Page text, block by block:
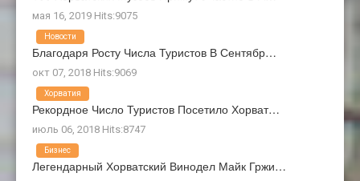
мая 16, 2019 Hits:9075
Благодаря Росту Числа Туристов В Сентябр…
окт 07, 2018 Hits:9069
Новости
Рекордное Число Туристов Посетило Хорват…
июль 06, 2018 Hits:8747
Хорватия
Легендарный Хорватский Винодел Майк Гржи…
Бизнес